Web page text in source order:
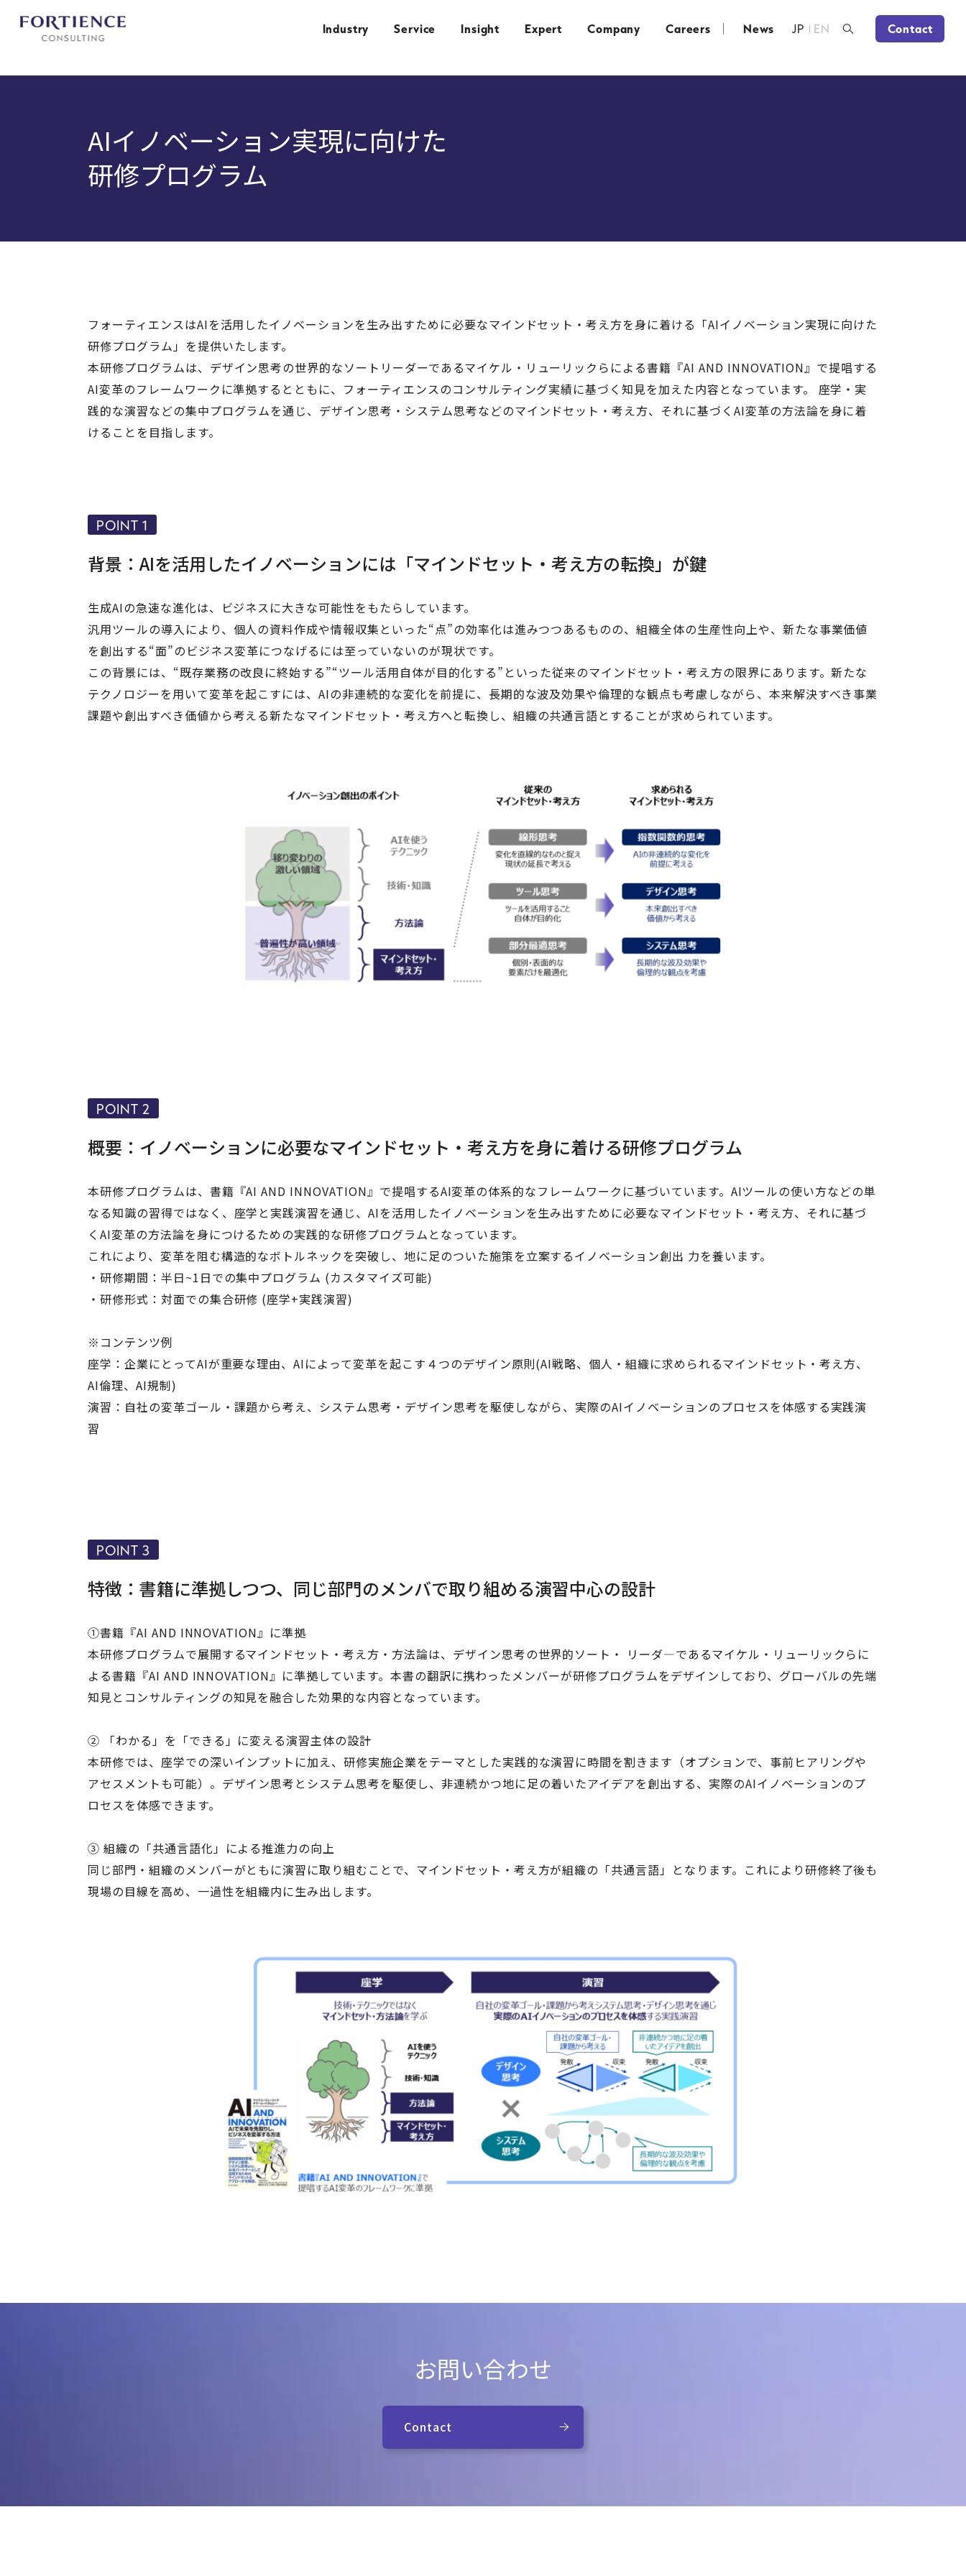
Industry Service Insight Expert Company Careers News EN
JP Contact
AIイノベーション実現に向けた
研修プログラム
フォーティエンスはAIを活用したイノベーションを生み出すために必要なマインドセット・考え方を身に着ける「AIイノベーション実現に向けた
研修プログラム」を提供いたします。
本研修プログラムは、デザイン思考の世界的なソートリーダーであるマイケル・リューリックらによる書籍『AI AND INNOVATION』で提唱する
AI変革のフレームワークに準拠するとともに、フォーティエンスのコンサルティング実績に基づく知見を加えた内容となっています。 座学・実
践的な演習などの集中プログラムを通じ、デザイン思考・システム思考などのマインドセット・考え方、それに基づくAI変革の方法論を身に着
けることを目指します。
背景：AIを活用したイノベーションには「マインドセット・考え方の転換」が鍵
POINT 1
生成AIの急速な進化は、ビジネスに大きな可能性をもたらしています。
汎用ツールの導入により、個人の資料作成や情報収集といった“点”の効率化は進みつつあるものの、組織全体の生産性向上や、新たな事業価値
を創出する“面”のビジネス変革につなげるには至っていないのが現状です。
この背景には、“既存業務の改良に終始する”“ツール活用自体が目的化する”といった従来のマインドセット・考え方の限界にあります。新たな
テクノロジーを用いて変革を起こすには、AIの非連続的な変化を前提に、長期的な波及効果や倫理的な観点も考慮しながら、本来解決すべき事業
課題や創出すべき価値から考える新たなマインドセット・考え方へと転換し、組織の共通言語とすることが求められています。
概要：イノベーションに必要なマインドセット・考え方を身に着ける研修プログラム
POINT 2
本研修プログラムは、書籍『AI AND INNOVATION』で提唱するAI変革の体系的なフレームワークに基づいています。AIツールの使い方などの単
なる知識の習得ではなく、座学と実践演習を通じ、AIを活用したイノベーションを生み出すために必要なマインドセット・考え方、それに基づ
くAI変革の方法論を身につけるための実践的な研修プログラムとなっています。
これにより、変革を阻む構造的なボトルネックを突破し、地に足のついた施策を立案するイノベーション創出 力を養います。
・研修期間：半日~1日での集中プログラム (カスタマイズ可能)
・研修形式：対面での集合研修 (座学+実践演習)
※コンテンツ例
座学：企業にとってAIが重要な理由、AIによって変革を起こす４つのデザイン原則(AI戦略、個人・組織に求められるマインドセット・考え方、
AI倫理、AI規制)
演習：自社の変革ゴール・課題から考え、システム思考・デザイン思考を駆使しながら、実際のAIイノベーションのプロセスを体感する実践演
習
特徴：書籍に準拠しつつ、同じ部門のメンバで取り組める演習中心の設計
POINT 3
①書籍『AI AND INNOVATION』に準拠
本研修プログラムで展開するマインドセット・考え方・方法論は、デザイン思考の世界的ソート・ リーダ―であるマイケル・リューリックらに
よる書籍『AI AND INNOVATION』に準拠しています。本書の翻訳に携わったメンバーが研修プログラムをデザインしており、グローバルの先端
知見とコンサルティングの知見を融合した効果的な内容となっています。
② 「わかる」を「できる」に変える演習主体の設計
本研修では、座学での深いインプットに加え、研修実施企業をテーマとした実践的な演習に時間を割きます（オプションで、事前ヒアリングや
アセスメントも可能）。デザイン思考とシステム思考を駆使し、非連続かつ地に足の着いたアイデアを創出する、実際のAIイノベーションのプ
ロセスを体感できます。
③ 組織の「共通言語化」による推進力の向上
同じ部門・組織のメンバーがともに演習に取り組むことで、マインドセット・考え方が組織の「共通言語」となります。これにより研修終了後も
現場の目線を高め、一過性を組織内に生み出します。
お問い合わせ
Contact